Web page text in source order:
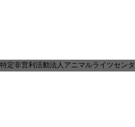
特定非営利活動法人アニマルライツセン